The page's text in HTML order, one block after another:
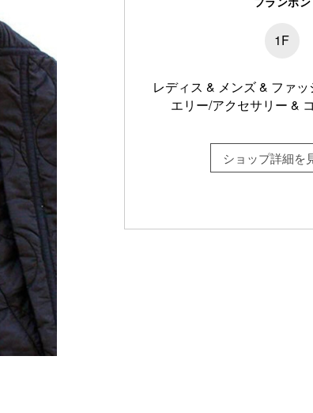
1F
レディス & メンズ & ファ
エリー/アクセサリー &
ショップ詳細を